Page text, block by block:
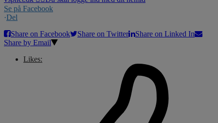
Se på Facebook
·Del
Share on Facebook
Share on Twitter
Share on Linked In
Share by Email
Likes: